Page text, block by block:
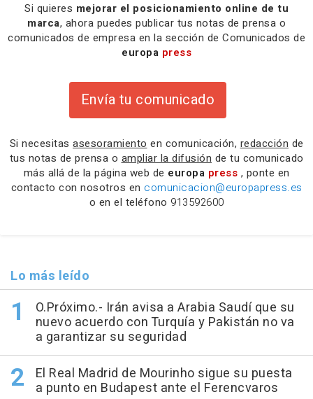
Si quieres mejorar el posicionamiento online de tu
marca, ahora puedes publicar tus notas de prensa o
comunicados de empresa en la sección de Comunicados de
europa press
Envía tu comunicado
Si necesitas asesoramiento en comunicación, redacción de
tus notas de prensa o ampliar la difusión de tu comunicado
más allá de la página web de europa press , ponte en
contacto con nosotros en comunicacion@europapress.es
o en el teléfono 913592600
Lo más leído
O.Próximo.- Irán avisa a Arabia Saudí que su
nuevo acuerdo con Turquía y Pakistán no va
a garantizar su seguridad
El Real Madrid de Mourinho sigue su puesta
a punto en Budapest ante el Ferencvaros